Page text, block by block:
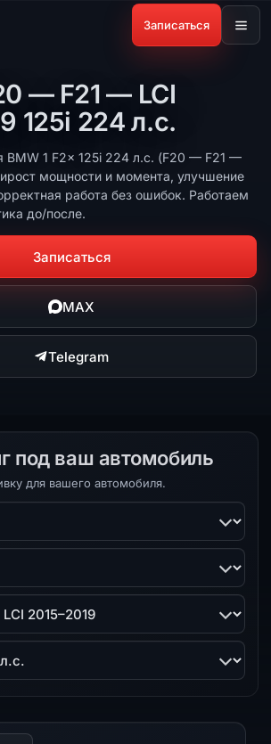
Записаться
— F21 — LCI
125i 224 л.с.
1 F2x 125i 224 л.с. (F20 — F21 —
мощности и момента, улучшение
работа без ошибок. Работаем
до/после.
Записаться
MAX
Telegram
под ваш автомобиль
для вашего автомобиля.